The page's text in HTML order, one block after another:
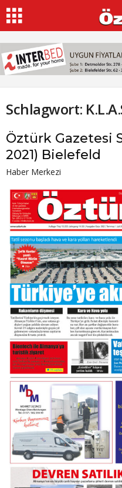
Schlagwort:
Öztürk Gazetesi
2021) Bielefeld
Haber Merkezi